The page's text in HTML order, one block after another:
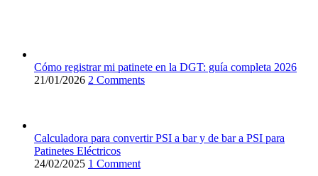
Cómo registrar mi patinete en la DGT: guía completa 2026
21/01/2026 2 Comments
Calculadora para convertir PSI a bar y de bar a PSI para
Patinetes Eléctricos
24/02/2025 1 Comment